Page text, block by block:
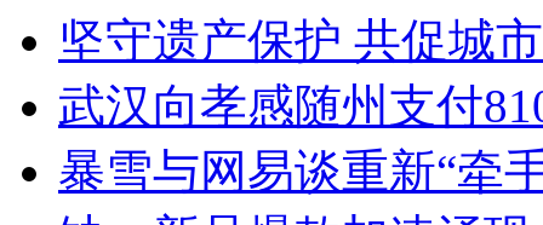
坚守遗产保护 共促城
武汉向孝感随州支付
暴雪与网易谈重新“牵